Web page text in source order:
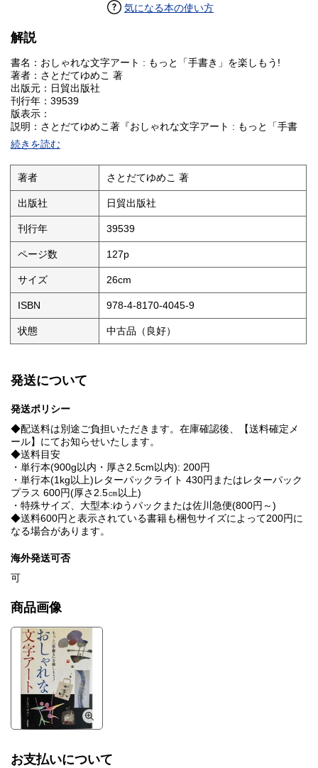
気になる本の使い方
解説
書名：おしゃれな文字アート : もっと「手書き」を楽しもう!
著者：さとだてゆめこ 著
出版元：日貿出版社
刊行年：39539
版表示：
説明：さとだてゆめこ著『おしゃれな文字アート : もっと「手書
き」を楽しもう!』は日貿出版社刊で、手書き文字の多彩なアート
表現方法を豊富な図版とともに解説している。初心者から上級者
まで楽しめ、デザインや趣味の幅を広げる実用書である。刊行年
は最新である。
状態：
続きを読む
著者 さとだてゆめこ 著
出版社 日貿出版社
刊行年 39539
ページ数 127p
サイズ 26cm
ISBN 978-4-8170-4045-9
状態 中古品（良好）
発送について
発送ポリシー
◆配送料は別途ご負担いただきます。在庫確認後、【送料確定メ
ール】にてお知らせいたします。
◆送料目安
・単行本(900g以内・厚さ2.5cm以内): 200円
・単行本(1kg以上)レターパックライト 430円またはレターパック
プラス 600円(厚さ2.5㎝以上)
・特殊サイズ、大型本:ゆうパックまたは佐川急便(800円～)
◆送料600円と表示されている書籍も梱包サイズによって200円に
なる場合があります。
海外発送可否
可
商品画像
お支払いについて